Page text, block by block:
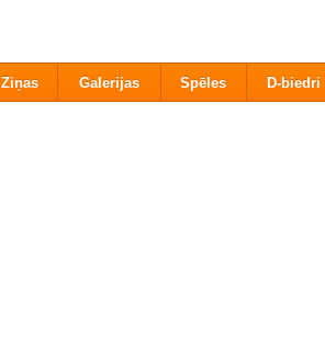
Ziņas Galerijas Spēles D-biedri